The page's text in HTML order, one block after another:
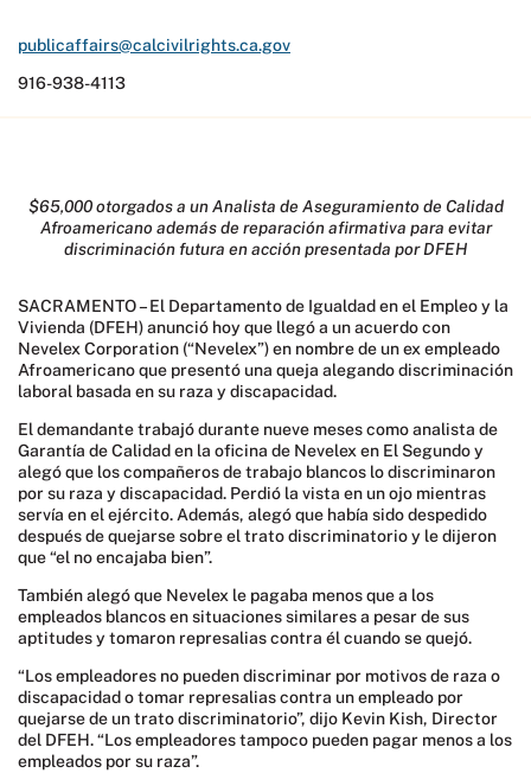
publicaffairs@calcivilrights.ca.gov
916-938-4113
$65,000 otorgados a un Analista de Aseguramiento de Calidad
Afroamericano además de reparación afirmativa para evitar
discriminación futura en acción presentada por DFEH
SACRAMENTO – El Departamento de Igualdad en el Empleo y la
Vivienda (DFEH) anunció hoy que llegó a un acuerdo con
Nevelex Corporation (“Nevelex”) en nombre de un ex empleado
Afroamericano que presentó una queja alegando discriminación
laboral basada en su raza y discapacidad.
El demandante trabajó durante nueve meses como analista de
Garantía de Calidad en la oficina de Nevelex en El Segundo y
alegó que los compañeros de trabajo blancos lo discriminaron
por su raza y discapacidad. Perdió la vista en un ojo mientras
servía en el ejército. Además, alegó que había sido despedido
después de quejarse sobre el trato discriminatorio y le dijeron
que “el no encajaba bien”.
También alegó que Nevelex le pagaba menos que a los
empleados blancos en situaciones similares a pesar de sus
aptitudes y tomaron represalias contra él cuando se quejó.
“Los empleadores no pueden discriminar por motivos de raza o
discapacidad o tomar represalias contra un empleado por
quejarse de un trato discriminatorio”, dijo Kevin Kish, Director
del DFEH. “Los empleadores tampoco pueden pagar menos a los
empleados por su raza”.